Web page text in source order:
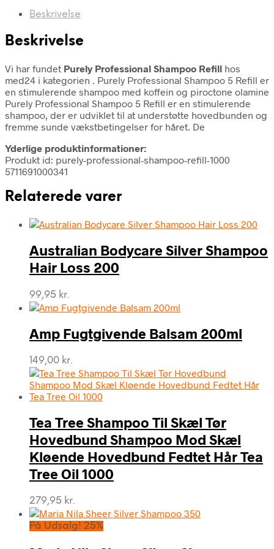
Beskrivelse
Beskrivelse
Vi har fundet Purely Professional Shampoo Refill hos
med24 i kategorien . Purely Professional Shampoo 5 Refill er
en stimulerende shampoo med koffein og piroctone olamine
Purely Professional Shampoo 5 Refill er en stimulerende
shampoo, der er udviklet til at understøtte hovedbunden og
fremme sunde vækstbetingelser for håret. De
Yderlige produktinformationer:
Produkt id: purely-professional-shampoo-refill-1000
5711691000341
Relaterede varer
Australian Bodycare Silver Shampoo
Hair Loss 200
99,95 kr.
Amp Fugtgivende Balsam 200ml
149,00 kr.
Tea Tree Shampoo Til Skæl Tør
Hovedbund Shampoo Mod Skæl
Kløende Hovedbund Fedtet Hår Tea
Tree Oil 1000
279,95 kr.
På Udsalg! 25%